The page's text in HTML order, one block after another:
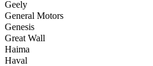
Geely
General Motors
Genesis
Great Wall
Haima
Haval